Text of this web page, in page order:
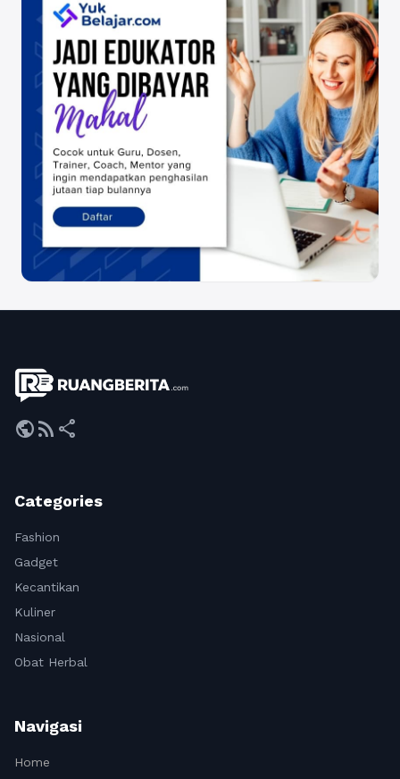
publicrss_feed share
Categories
Fashion
Gadget
Kecantikan
Kuliner
Nasional
Obat Herbal
Navigasi
Home